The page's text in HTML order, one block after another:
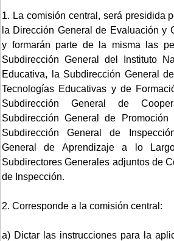
1. La comisión central, será presidida
la Dirección General de Evaluación y
y formarán parte de la misma las
Subdirección General del Instituto
Educativa, la Subdirección General
Tecnologías Educativas y de
Subdirección General de
Subdirección General de Promoción
Subdirección General de
General de Aprendizaje a lo
Subdirectores Generales adjuntos de
de Inspección.
2. Corresponde a la comisión central:
a) Dictar las instrucciones para la